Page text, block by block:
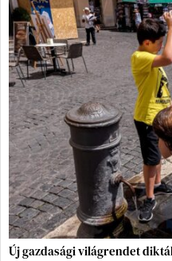
Új gazdasági világrendet